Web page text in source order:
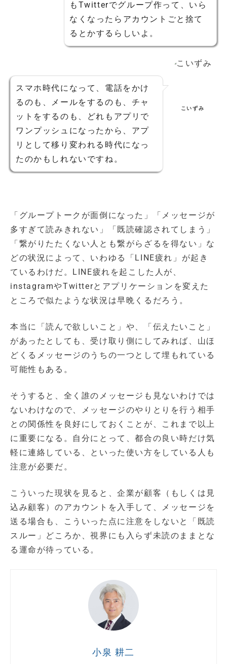
もTwitterでグループ作って、いら
なくなったらアカウントごと捨て
るとかするらしいよ。
スマホ時代になって、電話をかけ
るのも、メールをするのも、チャ
ットをするのも、どれもアプリで
ワンプッシュになったから、アプ
リとして移り変われる時代になっ
たのかもしれないですね。
こいずみ
「グループトークが面倒になった」「メッセージが
多すぎて読みきれない」「既読確認されてしまう」
「繋がりたたくない人とも繋がらざるを得ない」な
どの状況によって、いわゆる「LINE疲れ」が起き
ているわけだ。LINE疲れを起こした人が、
instagramやTwitterとアプリケーションを変えた
ところで似たような状況は早晩くるだろう。
本当に「読んで欲しいこと」や、「伝えたいこと」
があったとしても、受け取り側にしてみれば、山ほ
どくるメッセージのうちの一つとして埋もれている
可能性もある。
そうすると、全く誰のメッセージも見ないわけでは
ないわけなので、メッセージのやりとりを行う相手
との関係性を良好にしておくことが、これまで以上
に重要になる。自分にとって、都合の良い時だけ気
軽に連絡している、といった使い方をしている人も
注意が必要だ。
こういった現状を見ると、企業が顧客（もしくは見
込み顧客）のアカウントを入手して、メッセージを
送る場合も、こういった点に注意をしないと「既読
スルー」どころか、視界にも入らず未読のままとな
る運命が待っている。
小泉 耕二